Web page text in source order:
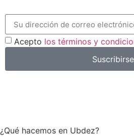
Acepto los términos y
Suscribirse
¿Qué hacemos en Ubdez?